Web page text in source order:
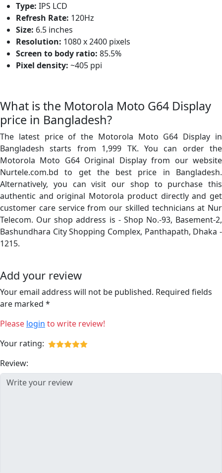
Type: IPS LCD
Refresh Rate: 120Hz
Size: 6.5 inches
Resolution: 1080 x 2400 pixels
Screen to body ratio: 85.5%
Pixel density: ~405 ppi
What is the Motorola Moto G64 Display
price in Bangladesh?
The latest price of the Motorola Moto G64 Display in
Bangladesh starts from 1,999 TK. You can order the
Motorola Moto G64 Original Display from our website
Nurtele.com.bd to get the best price in Bangladesh.
Alternatively, you can visit our shop to purchase this
authentic and original Motorola product directly and get
customer care service from our skilled technicians at Nur
Telecom. Our shop address is - Shop No.-93, Basement-2,
Bashundhara City Shopping Complex, Panthapath, Dhaka -
1215.
Add your review
Your email address will not be published. Required fields
are marked *
Please login to write review!
Your rating:
Review: